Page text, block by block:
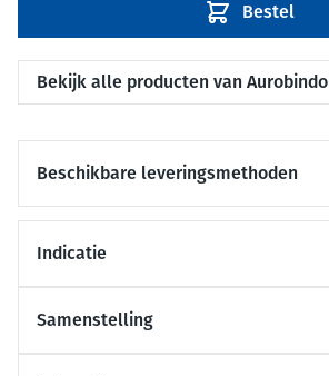
Bestel
Bekijk alle producten van Aurobindo
Beschikbare leveringsmethoden
Indicatie
Samenstelling